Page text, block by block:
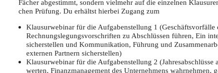
Fächer abge­stimmt, son­dern viel­mehr auf die ein­zel­nen
chen Prü­fung. Du erhältst hier­bei Zugang zum
Klau­sur­web­i­nar für die Auf­ga­ben­stel­lung 1 (Geschäfts­vor­fäl­le
Rech­nungs­le­gungs­vor­schrif­ten zu Abschlüs­sen füh­ren, Ein
sicher­stel­len und Kom­mu­ni­ka­ti­on, Füh­rung und
exter­nen Part­nern sicherstellen)
Klau­sur­web­i­nar für die Auf­ga­ben­stel­lung 2 (Jah­res­ab­schlüs­se
wer­ten, Finanz­ma­nage­ment des Unter­neh­mens wahr­neh­men,